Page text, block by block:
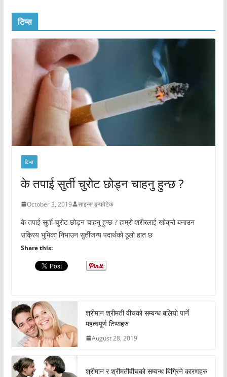
टिप्स
टिप्स
के तपाई सुर्ती चुरोट छोड्न चाहनु हुन्छ ?
October 3, 2019 साइन्स इन्फोटेक
के तपाई सुर्ती चुरोट छोड्न चाहनु हुन्छ ? हाम्रो शरीरलाई खोक्रो बनाउन
सक्रिय भुमिका निभाउन सुर्तीजन्य पदार्थको ठूलो हात छ
Share this:
श्रीमान श्रीमती वीचको सम्बन्ध बलियो पार्ने
महत्वपूर्ण टिप्सहरु
August 28, 2019
श्रीमान र श्रीमतीवीचको सम्वन्ध बिग्रिने कारणहरु